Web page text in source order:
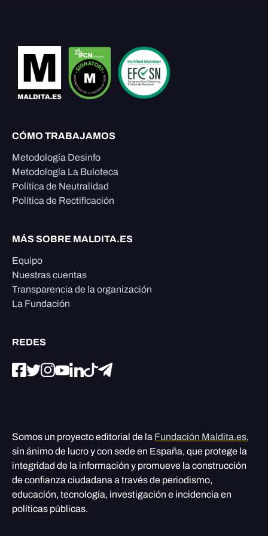
CÓMO TRABAJAMOS
Metodología Desinfo
Metodología La Buloteca
Política de Neutralidad
Política de Rectificación
MÁS SOBRE MALDITA.ES
Equipo
Nuestras cuentas
Transparencia de la organización
La Fundación
REDES
Somos un proyecto editorial de la Fundación Maldita.es,
sin ánimo de lucro y con sede en España, que protege la
integridad de la información y promueve la construcción
de confianza ciudadana a través de periodismo,
educación, tecnología, investigación e incidencia en
políticas públicas.